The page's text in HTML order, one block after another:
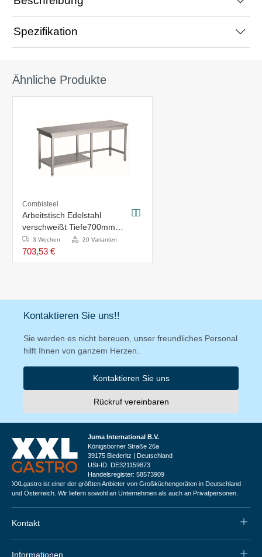
Spezifikation
Ähnliche Produkte
Combisteel
Arbeitstisch Edelstahl
verschweißt Tiefe700mm
2300x700(H)x900mm
3 Wochen 20 Varianten
703,53 €
Kontaktieren Sie uns!!
Sie werden es nicht bereuen, unser freundliches Personal
hilft Ihnen von ganzem Herzen.
Kontaktieren Sie uns
Rückruf vereinbaren
Juma International B.V.
Königsborner Straße 26a
39175 Biederitz | Deutschland
USt-ID: DE321159873
Handelsregister: 58573909
XXLgastro ist einer der größten Anbieter von Großküchengeräten in Deutschland
und Österreich. Wir liefern sowohl an Unternehmen als auch an Privatpersonen.
Kontakt
Informationen